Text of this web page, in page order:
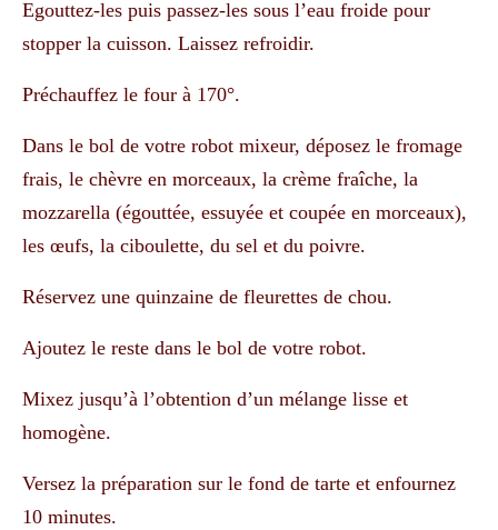
Egouttez-les puis passez-les sous l’eau froide pour
stopper la cuisson. Laissez refroidir.
Préchauffez le four à 170°.
Dans le bol de votre robot mixeur, déposez le fromage
frais, le chèvre en morceaux, la crème fraîche, la
mozzarella (égouttée, essuyée et coupée en morceaux),
les œufs, la ciboulette, du sel et du poivre.
Réservez une quinzaine de fleurettes de chou.
Ajoutez le reste dans le bol de votre robot.
Mixez jusqu’à l’obtention d’un mélange lisse et
homogène.
Versez la préparation sur le fond de tarte et enfournez
10 minutes.